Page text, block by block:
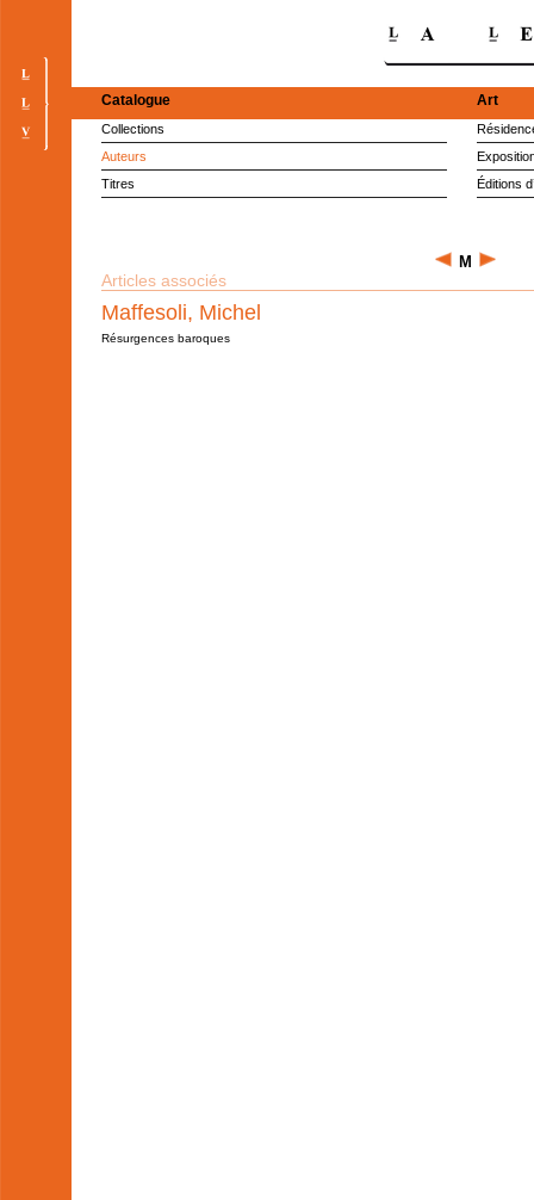
Catalogue
Collections
Auteurs
Titres
Art
Éditions
M
Articles associés
Maffesoli, Michel
Résurgences baroques